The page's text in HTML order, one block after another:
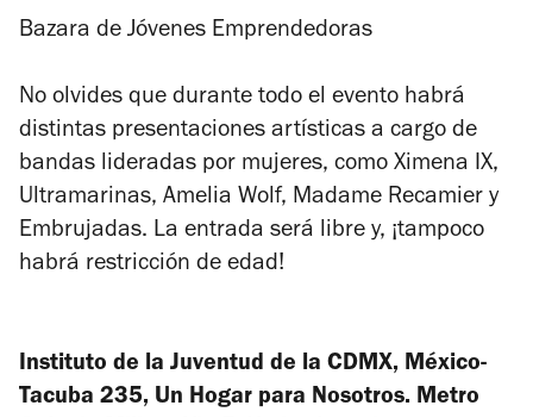
Bazara de Jóvenes Emprendedoras
No olvides que durante todo el evento habrá
distintas presentaciones artísticas a cargo de
bandas lideradas por mujeres, como Ximena IX,
Ultramarinas, Amelia Wolf, Madame Recamier y
Embrujadas. La entrada será libre y, ¡tampoco
habrá restricción de edad!
Instituto de la Juventud de la CDMX, México-
Tacuba 235, Un Hogar para Nosotros. Metro